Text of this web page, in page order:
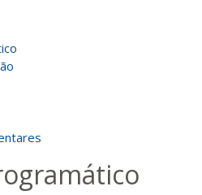
dias
dias
R$ 892,23